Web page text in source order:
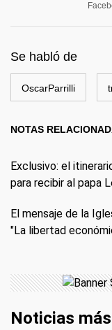
Se habló de
OscarParrilli
NOTAS
Exclusivo: el
para recibir al papa
El mensaje de la
"La libertad
Noticias